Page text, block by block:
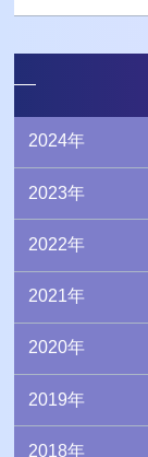
2024年
2023年
2022年
2021年
2020年
2019年
2018年